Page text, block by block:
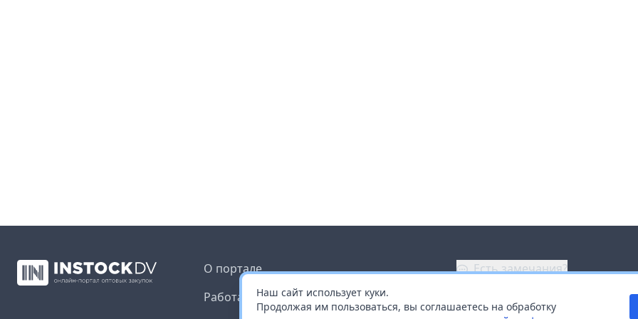
Наш сайт использует куки.
Продолжая им пользоваться, вы соглашаетесь на обработку
О портале
Работа с платформой
Есть замечания?